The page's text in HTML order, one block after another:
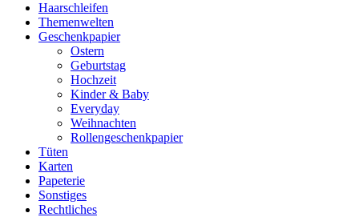
Haarschleifen
Themenwelten
Geschenkpapier
Ostern
Geburtstag
Hochzeit
Kinder & Baby
Everyday
Weihnachten
Rollengeschenkpapier
Tüten
Karten
Papeterie
Sonstiges
Rechtliches